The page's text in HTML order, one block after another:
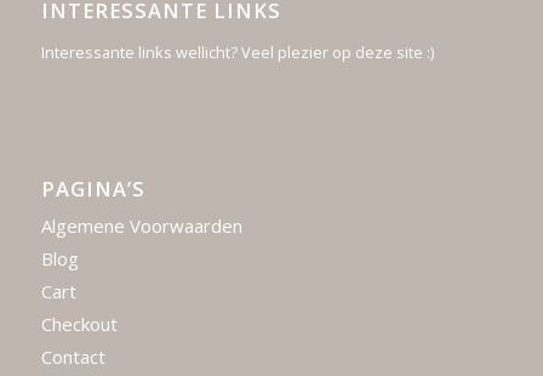
INTERESSANTE LINKS
Interessante links wellicht? Veel plezier op deze site :)
PAGINA’S
Algemene Voorwaarden
Blog
Cart
Checkout
Contact